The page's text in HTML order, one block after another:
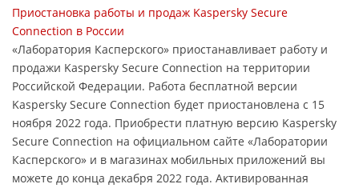
Приостановка работы и продаж Kaspersky Secure
Connection в России
«Лаборатория Касперского» приостанавливает работу и
продажи Kaspersky Secure Connection на территории
Российской Федерации. Работа бесплатной версии
Kaspersky Secure Connection будет приостановлена с 15
ноября 2022 года. Приобрести платную версию Kaspersky
Secure Connection на официальном сайте «Лаборатории
Касперского» и в магазинах мобильных приложений вы
можете до конца декабря 2022 года. Активированная